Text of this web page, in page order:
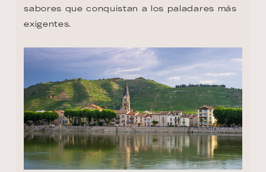
sabores que conquistan a los paladares más
exigentes.